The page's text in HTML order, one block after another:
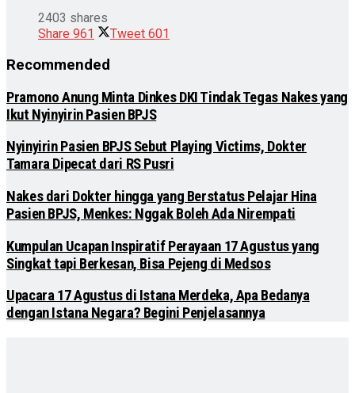
2403 shares
Share 961 Tweet 601
Recommended
Pramono Anung Minta Dinkes DKI Tindak Tegas Nakes yang
Ikut Nyinyirin Pasien BPJS
Nyinyirin Pasien BPJS Sebut Playing Victims, Dokter
Tamara Dipecat dari RS Pusri
Nakes dari Dokter hingga yang Berstatus Pelajar Hina
Pasien BPJS, Menkes: Nggak Boleh Ada Nirempati
Kumpulan Ucapan Inspiratif Perayaan 17 Agustus yang
Singkat tapi Berkesan, Bisa Pejeng di Medsos
Upacara 17 Agustus di Istana Merdeka, Apa Bedanya
dengan Istana Negara? Begini Penjelasannya